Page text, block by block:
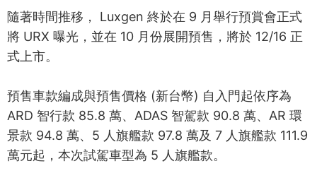
隨著時間推移， Luxgen 終於在 9 月舉行預賞會正式
將 URX 曝光，並在 10 月份展開預售，將於 12/16 正
式上市。
預售車款編成與預售價格 (新台幣) 自入門起依序為
ARD 智行款 85.8 萬、ADAS 智駕款 90.8 萬、AR 環
景款 94.8 萬、5 人旗艦款 97.8 萬及 7 人旗艦款 111.9
萬元起，本次試駕車型為 5 人旗艦款。